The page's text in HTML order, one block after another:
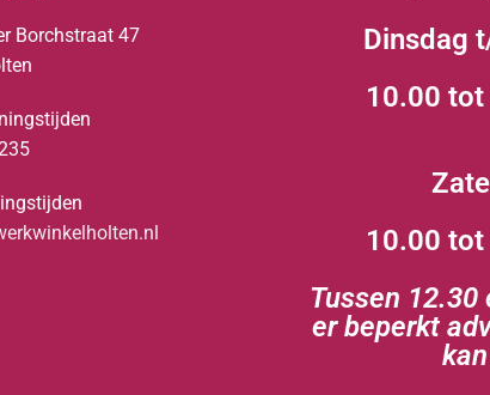
Borchstraat 47
Dinsdag
10.00
10.00
Tussen 12.30
er beperkt